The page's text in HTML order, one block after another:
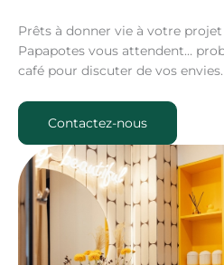
Prêts à donner vie à votre
Papapotes vous attendent…
café pour discuter de vos envies.
Contactez-nous